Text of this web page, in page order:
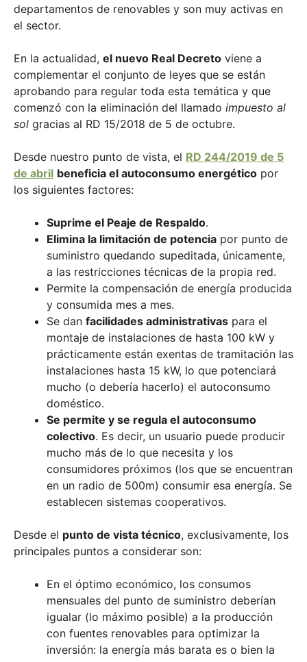
departamentos de renovables y son muy activas en
el sector.
En la actualidad, el nuevo Real Decreto viene a
complementar el conjunto de leyes que se están
aprobando para regular toda esta temática y que
comenzó con la eliminación del llamado impuesto al
sol gracias al RD 15/2018 de 5 de octubre.
Desde nuestro punto de vista, el RD 244/2019 de 5
de abril beneficia el autoconsumo energético por
los siguientes factores:
Suprime el Peaje de Respaldo.
Elimina la limitación de potencia por punto de
suministro quedando supeditada, únicamente,
a las restricciones técnicas de la propia red.
Permite la compensación de energía producida
y consumida mes a mes.
Se dan facilidades administrativas para el
montaje de instalaciones de hasta 100 kW y
prácticamente están exentas de tramitación las
instalaciones hasta 15 kW, lo que potenciará
mucho (o debería hacerlo) el autoconsumo
doméstico.
Se permite y se regula el autoconsumo
colectivo. Es decir, un usuario puede producir
mucho más de lo que necesita y los
consumidores próximos (los que se encuentran
en un radio de 500m) consumir esa energía. Se
establecen sistemas cooperativos.
Desde el punto de vista técnico, exclusivamente, los
principales puntos a considerar son:
En el óptimo económico, los consumos
mensuales del punto de suministro deberían
igualar (lo máximo posible) a la producción
con fuentes renovables para optimizar la
inversión: la energía más barata es o bien la